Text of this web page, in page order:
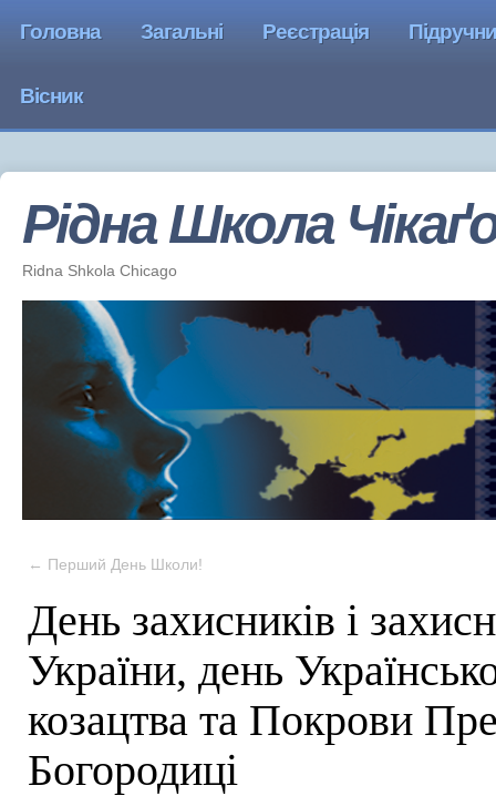
Головна Загальні Реєстрація
Вісник
Рідна Школа
Ridna Shkola Chicago
← Перший День Школи!
День захисників і
України, день
козацтва та Покрови
Богородиці